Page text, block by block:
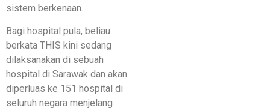
sistem berkenaan.
Bagi hospital pula, beliau
berkata THIS kini sedang
dilaksanakan di sebuah
hospital di Sarawak dan akan
diperluas ke 151 hospital di
seluruh negara menjelang